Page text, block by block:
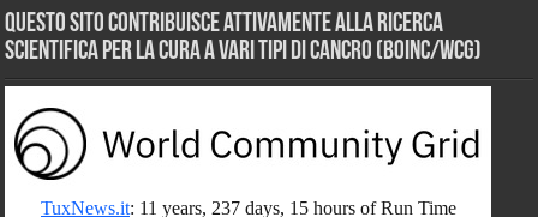
Questo sito contribuisce attivamente alla ricerca
scientifica per la cura a vari tipi di Cancro (BOINC/WCG)